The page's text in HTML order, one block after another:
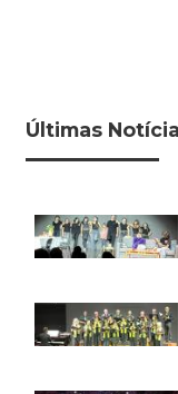
Últimas